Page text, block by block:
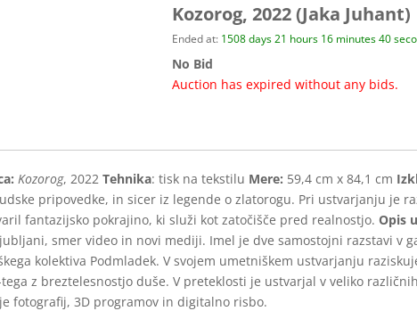
Kozorog, 2022 (Jaka Juhant)
Ended at: 1508days21 hours 16minutes40
No Bid
Auction has expired without any bids.
Kozorog, 2022Tehnika: tisk na tekstilu Mere: 59,4 cm x 84,1 cm
pripovedke, in sicer iz legende o zlatorogu. Pri ustvarjanju je
fantazijsko pokrajino, ki služi kot zatočišče pred realnostjo. Opis
smer video in novi mediji. Imel je dve samostojni razstavi v
kolektiva Podmladek. V svojem umetniškem ustvarjanju
z breztelesnostjo duše. V preteklosti je ustvarjal v veliko
fotografij, 3D programov in digitalno risbo.